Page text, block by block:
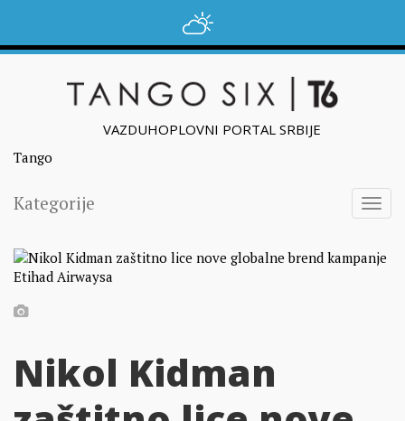
VAZDUHOPLOVNI PORTAL SRBIJE
Tango
Kategorije
Nikol Kidman